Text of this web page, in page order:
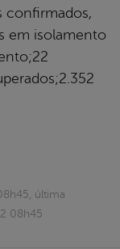
confirmados,
em isolamento
última
08h45